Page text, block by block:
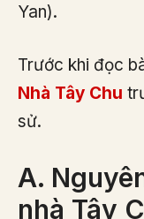
Yan).
Trước khi đọc
Nhà Tây Chu
sử.
A.
nhà Tây